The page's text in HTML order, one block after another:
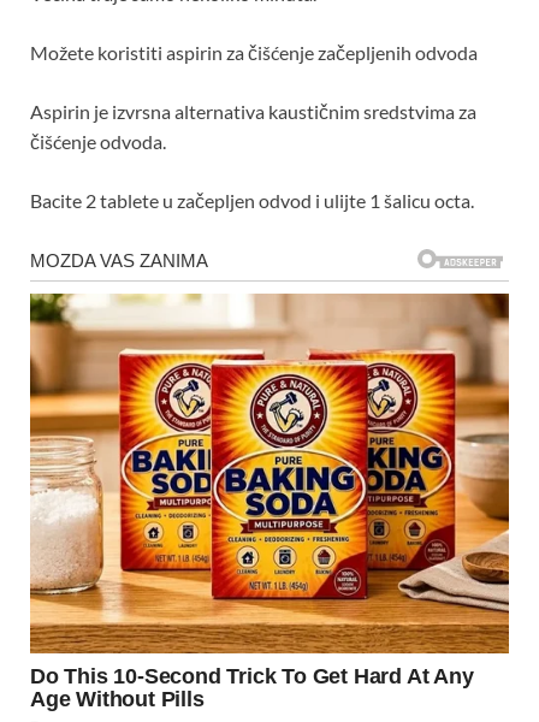
Možete koristiti aspirin za čišćenje začepljenih odvoda
Aspirin je izvrsna alternativa kaustičnim sredstvima za
čišćenje odvoda.
Bacite 2 tablete u začepljen odvod i ulijte 1 šalicu octa.